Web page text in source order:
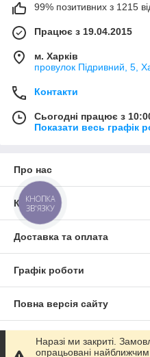
99% позитивних з 1215
Працює з 19.04.2015
м. Харків
провулок Підривний, 5,
Контакти
Сьогодні працює з
Показати весь графік
Про нас
Контакти
Доставка та оплата
Графік роботи
Повна версія сайту
Сайт створено на
Наразі ми закриті.
опрацьовані
КНОПКА
ЗВ'ЯЗКУ